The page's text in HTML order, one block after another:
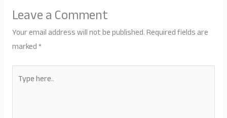
Leave a Comment
Your email address will not be published.Required fields are
marked*
here..